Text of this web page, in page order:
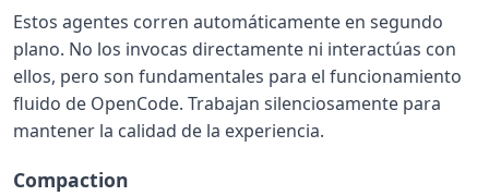
Estos agentes corren automáticamente en segundo
plano. No los invocas directamente ni interactúas con
ellos, pero son fundamentales para el funcionamiento
fluido de OpenCode. Trabajan silenciosamente para
mantener la calidad de la experiencia.
Compaction